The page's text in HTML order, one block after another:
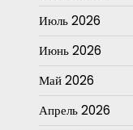
Июль 2026
Июнь 2026
Май 2026
Апрель 2026